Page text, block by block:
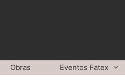
Obras Eventos Fatex